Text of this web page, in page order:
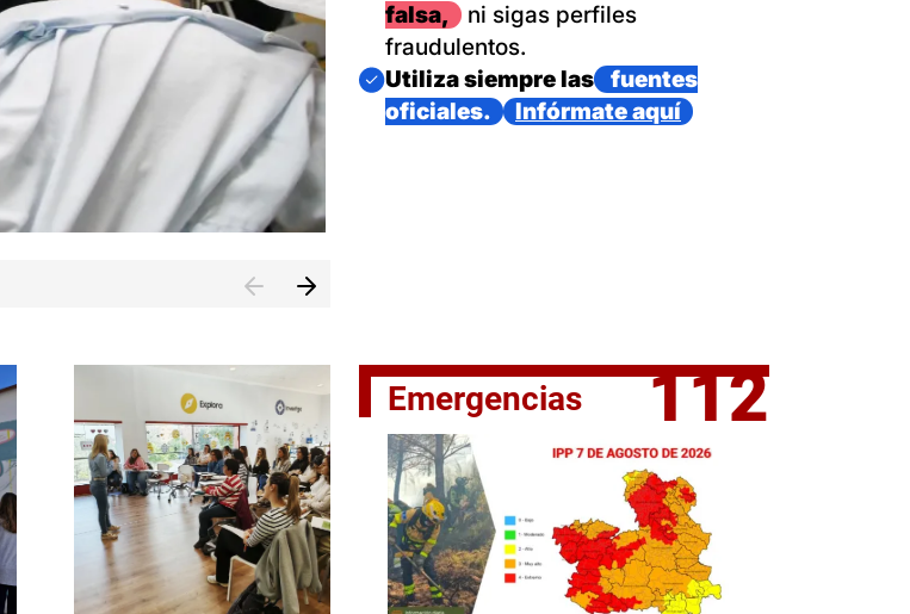
El jefe del Ejecutivo castellanomanchego, Emiliano García-
falsa,
ni sigas perfiles
fraudulentos.
Imagen
Utiliza siempre las
fuentes
oficiales.
Infórmate aquí
Emergencias 112